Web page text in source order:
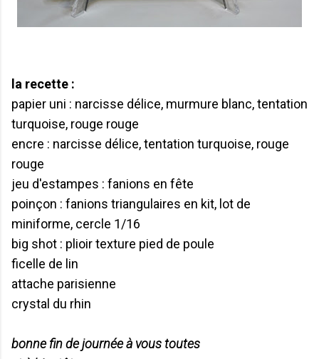
la recette :
papier uni : narcisse délice, murmure blanc, tentation
turquoise, rouge rouge
encre : narcisse délice, tentation turquoise, rouge
rouge
jeu d'estampes : fanions en fête
poinçon : fanions triangulaires en kit, lot de
miniforme, cercle 1/16
big shot : plioir texture pied de poule
ficelle de lin
attache parisienne
crystal du rhin
bonne fin de journée à vous toutes